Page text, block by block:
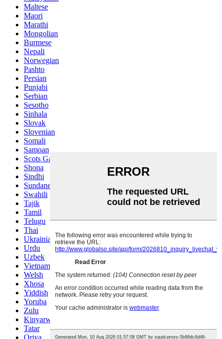
Maltese
Maori
Marathi
Mongolian
Burmese
Nepali
Norwegian
Pashto
Persian
Punjabi
Serbian
Sesotho
Sinhala
Slovak
Slovenian
Somali
Samoan
Scots Gaelic
Shona
Sindhi
Sundanese
Swahili
Tajik
Tamil
Telugu
Thai
Ukrainian
Urdu
Uzbek
Vietnamese
Welsh
Xhosa
Yiddish
Yoruba
Zulu
Kinyarwanda
Tatar